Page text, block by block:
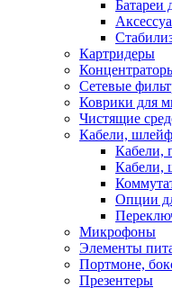
БытоваяБатареи
Картридеры
Сетевые
Коврики для
Чистящие
Кабели,
Кабели,
Кабели,
Опции
Микрофоны
Элементы
Портмоне,
Презентеры